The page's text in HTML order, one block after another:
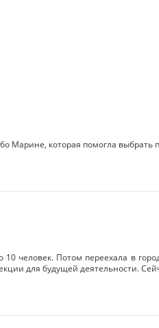
Марине, которая помогла
человек. Потом переехала в
для будущей деятельности.